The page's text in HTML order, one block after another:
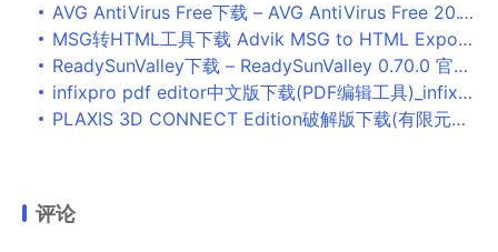
AVG AntiVirus Free下载 – AVG AntiVirus Free 20.10.5824 官方版
MSG转HTML工具下载 Advik MSG to HTML Export(MSG转HTML软件) v2.0 免费安装版
ReadySunValley下载 – ReadySunValley 0.70.0 官方版
infixpro pdf editor中文版下载(PDF编辑工具)_infixpro pdf editor破解版下载
PLAXIS 3D CONNECT Edition破解版下载(有限元计算软件)_PLAXIS 3D CONNECT Edition中文版下载
评论